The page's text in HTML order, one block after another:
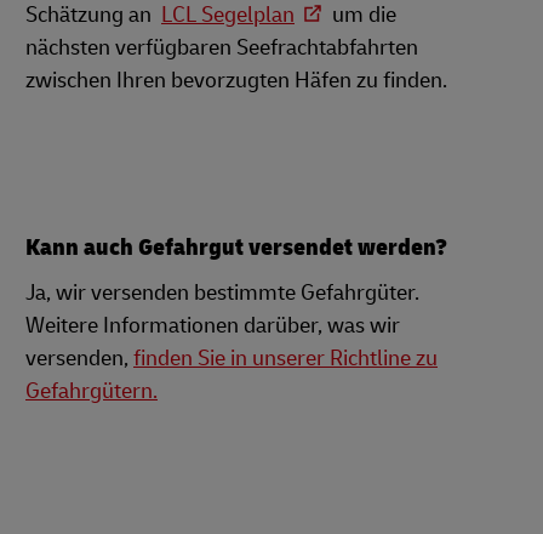
Schätzung an LCL Segelplan
um die
nächsten verfügbaren Seefrachtabfahrten
zwischen Ihren bevorzugten Häfen zu finden.
Kann auch Gefahrgut versendet werden?
Ja, wir versenden bestimmte Gefahrgüter.
Weitere Informationen darüber, was wir
versenden, finden Sie in unserer Richtline zu
Gefahrgütern.